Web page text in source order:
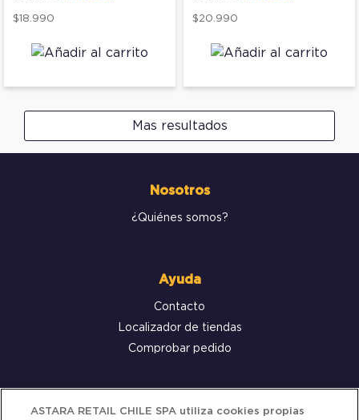
$18.990 $20.990
Mas resultados
Nosotros
¿Quiénes somos?
Ayuda
Contacto
Localizador de tiendas
Comprobar pedido
Servicio al cliente
ASTARA RETAIL CHILE SPA utiliza cookies propias